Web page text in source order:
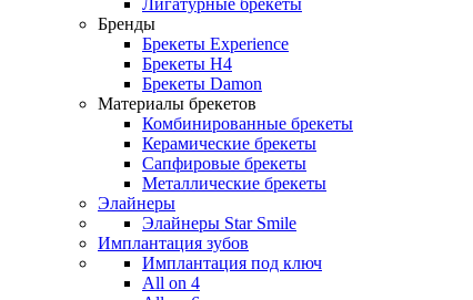
Лигатурные брекеты
Бренды
Брекеты Experience
Брекеты H4
Брекеты Damon
Материалы брекетов
Комбинированные брекеты
Керамические брекеты
Сапфировые брекеты
Металлические брекеты
Элайнеры
Элайнеры Star Smile
Имплантация зубов
Имплантация под ключ
All on 4